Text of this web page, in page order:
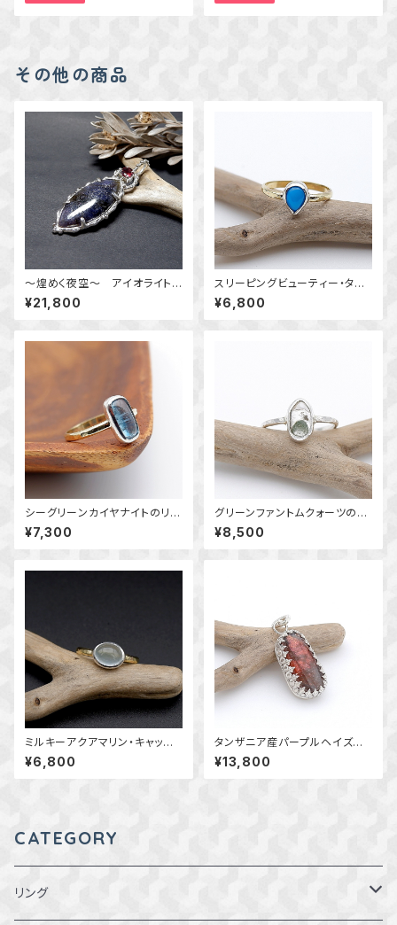
その他の商品
～煌めく夜空～ アイオライトサ
ンストーンとロードライトガーネ
ットのデザインペンダント 天然
石アクセサリー 一点物 mac
¥21,800
スリーピングビューティー・ター
コイズのリング 9号 ～真鍮と
銀の指輪～ 天然石アクセサリ
ー 一点物
¥6,800
シーグリーンカイヤナイトのリン
グ 11.5号 ～真鍮と銀の指輪
～ 天然石アクセサリー 一点
物
¥7,300
グリーンファントムクォーツのリ
ング 2 槌目 11.5号 ～風景を
閉じ込めて～ 天然石アクセ
サリー 一点物
¥8,500
ミルキーアクアマリン・キャッツ
アイのリング 約10号 横向き
～真鍮と銀の指輪～ 天然石ア
クセサリー 指輪 一点物
¥6,800
タンザニア産パープルヘイズサ
ンストーンの飾り枠ペンダント
～幻惑の輝き～ 天然石アクセ
サリー ペンダントトップ 一点
¥13,800
CATEGORY
リング